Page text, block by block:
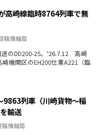
高崎線臨時8764列車で無
稿情報局
のDD200-25。'26.7.12 高崎
機関区のEH200仕業A221（臨
9863列車（川崎貨物～稲
輸送
情報局